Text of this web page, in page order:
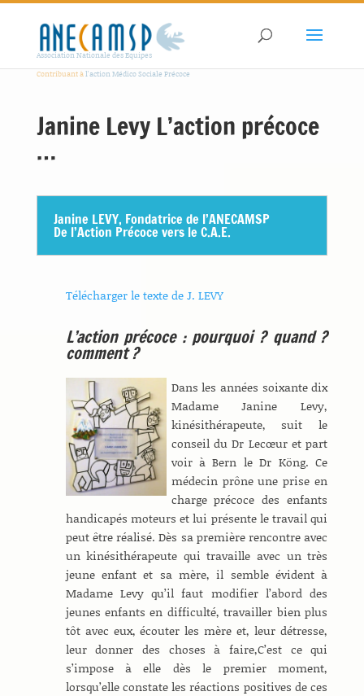
Association Nationale des Equipes
Contribuant àl'action Médico Sociale Précoce
Janine Levy L’action précoce
…
Janine LEVY, Fondatrice de l’ANECAMSP
De l’Action Précoce vers le C.A.E.
Télécharger le texte de J. LEVY
L’action précoce : pourquoi ? quand ?
comment ?
Dans les années soixante dix
Madame Janine Levy,
kinésithérapeute, suit le
conseil du Dr Lecœur et part
voir à Bern le Dr Köng. Ce
médecin prône une prise en
charge précoce des enfants
handicapés moteurs et lui présente le travail qui
peut être réalisé. Dès sa première rencontre avec
un kinésithérapeute qui travaille avec un très
jeune enfant et sa mère, il semble évident à
Madame Levy qu’il faut modifier l’abord des
jeunes enfants en difficulté, travailler bien plus
tôt avec eux, écouter les mère et, leur détresse,
leur donner des choses à faire,C’est ce qui
s’impose à elle dès le premier moment,
lorsqu’elle constate les réactions positives de ces